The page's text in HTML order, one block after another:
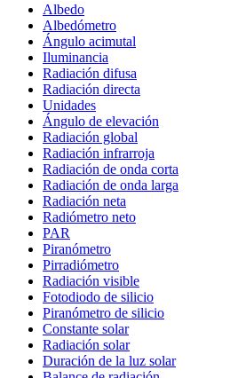
Albedo
Albedómetro
Ángulo acimutal
Iluminancia
Radiación difusa
Radiación directa
Unidades
Ángulo de elevación
Radiación global
Radiación infrarroja
Radiación de onda corta
Radiación de onda larga
Radiación neta
Radiómetro neto
PAR
Piranómetro
Pirradiómetro
Radiación visible
Fotodiodo de silicio
Piranómetro de silicio
Constante solar
Radiación solar
Duración de la luz solar